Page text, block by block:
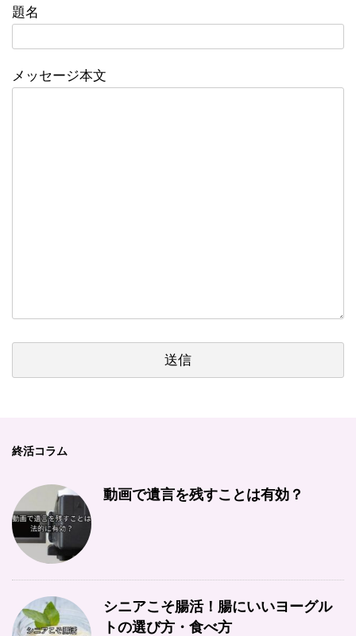
題名
メッセージ本文
終活コラム
動画で遺言を残すことは有効？
シニアこそ腸活！腸にいいヨーグル
トの選び方・食べ方